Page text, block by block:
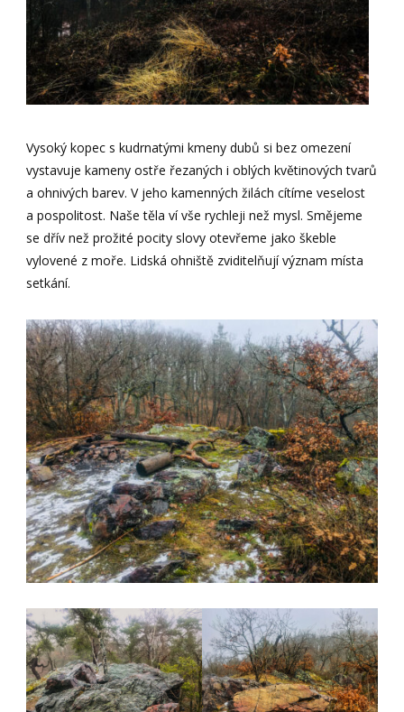
Vysoký kopec s kudrnatými kmeny dubů si bez omezení
vystavuje kameny ostře řezaných i oblých květinových tvarů
a ohnivých barev. V jeho kamenných žilách cítíme veselost
a pospolitost. Naše těla ví vše rychleji než mysl. Smějeme
se dřív než prožité pocity slovy otevřeme jako škeble
vylovené z moře. Lidská ohniště zviditelňují význam místa
setkání.